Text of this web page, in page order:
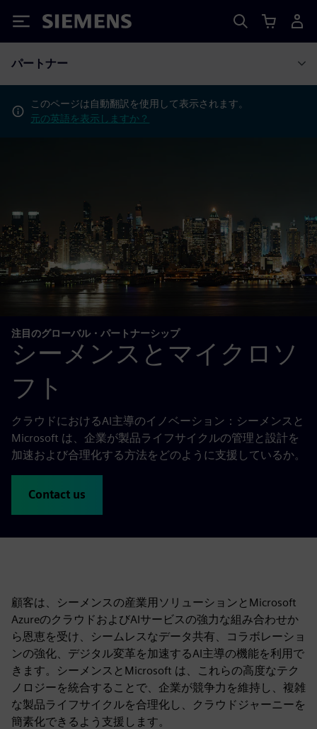
Siemens
パートナー
このページは自動翻訳を使用して表示されます。
元の英語を表示しますか？
注目のグローバル・パートナーシップ
シーメンスとマイクロソ
フト
クラウドにおけるAI主導のイノベーション：シーメンスと
Microsoft は、企業が製品ライフサイクルの管理と設計を
加速および合理化する方法をどのように支援しているか。
Contact us
顧客は、シーメンスの産業用ソリューションとMicrosoft
AzureのクラウドおよびAIサービスの強力な組み合わせか
ら恩恵を受け、シームレスなデータ共有、コラボレーショ
ンの強化、デジタル変革を加速するAI主導の機能を利用で
きます。シーメンスとMicrosoft は、これらの高度なテク
ノロジーを統合することで、企業が競争力を維持し、複雑
な製品ライフサイクルを合理化し、クラウドジャーニーを
簡素化できるよう支援します。